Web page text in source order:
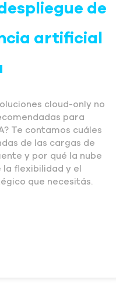
de
artificial
cloud-only no
para
Te contamos cuáles
de las cargas de
y por qué la nube
flexibilidad y el
que necesitás.